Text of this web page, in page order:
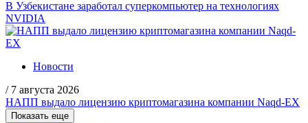
В Узбекистане заработал суперкомпьютер на технологиях
NVIDIA
Новости
/ 7 августа 2026
НАПП выдало лицензию криптомагазина компании Naqd-EX
Показать еще